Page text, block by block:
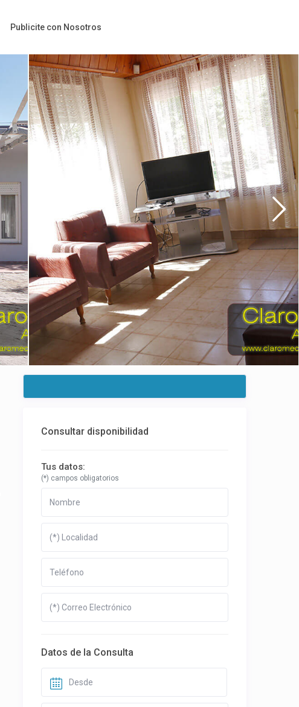
Publicite con Nosotros
Consultar disponibilidad
Tus datos:
(*) campos obligatorios
Datos de la Consulta